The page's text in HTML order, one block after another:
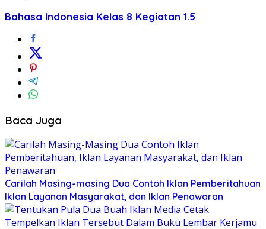
Bahasa Indonesia Kelas 8 Kegiatan 1.5
Baca Juga
Carilah Masing-masing Dua Contoh Iklan Pemberitahuan
Iklan Layanan Masyarakat, dan Iklan Penawaran